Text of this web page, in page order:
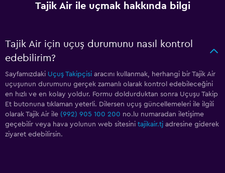
Tajik Air ile uçmak hakkında bilgi
Tajik Air için uçuş durumunu nasıl kontrol
edebilirim?
Sayfamızdaki Uçuş Takipçisi aracını kullanmak, herhangi bir Tajik Air
uçuşunun durumunu gerçek zamanlı olarak kontrol edebileceğini
en hızlı ve en kolay yoldur. Formu doldurduktan sonra Uçuşu Takip
Et butonuna tıklaman yeterli. Dilersen uçuş güncellemeleri ile ilgili
olarak Tajik Air ile (992) 905 100 200 no.lu numaradan iletişime
geçebilir veya hava yolunun web sitesini tajikair.tj adresine giderek
ziyaret edebilirsin.